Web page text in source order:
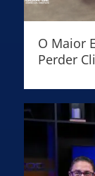
O Maior
Perder